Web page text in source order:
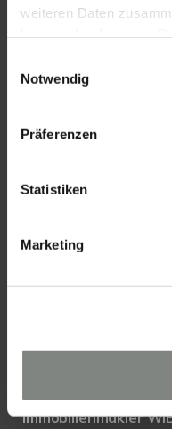
weiteren Daten
Cookies, wenn Sie
Notwendig
Präferenzen
Statistiken
Marketing
KONTAKT
Immobilienmakler
Mail:
Immobilienmakler